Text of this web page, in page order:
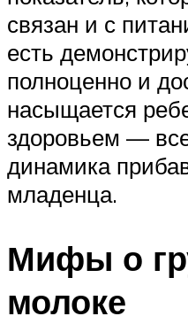
связан и с
есть
полноценно и
насыщается
здоровьем —
динамика
младенца.
Мифы о
молоке